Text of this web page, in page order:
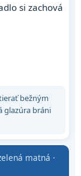
si zachová
bežným
glazúra bráni
matná ·